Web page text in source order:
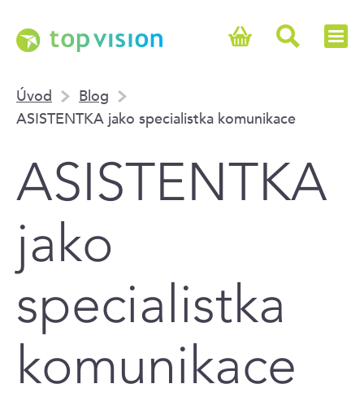
Úvod
Blog
ASISTENTKA jako specialistka komunikace
ASISTENTKA
jako
specialistka
komunikace